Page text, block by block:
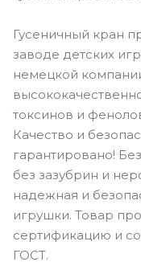
Гусеничный кран
заводе детских
немецкой
токсинов и
Качество и
гарантировано!
без зазубрин и
надежная и
игрушки. Товар
сертификацию и
ГОСТ.